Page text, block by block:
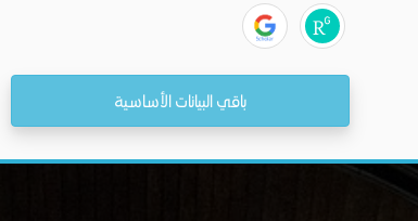
باقي البيانات الأساسية